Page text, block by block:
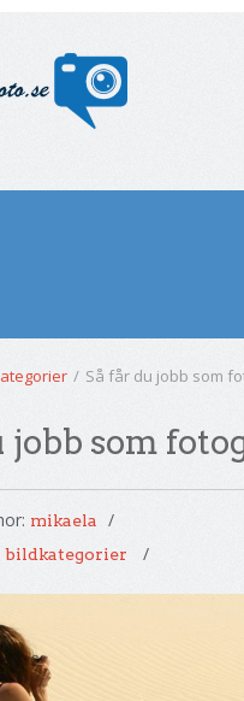
/ Så får du jobb som
jobb som
mikaela
bildkategorier